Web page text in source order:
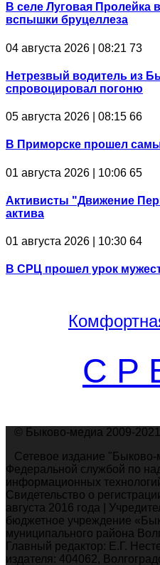
В селе Луговая Пролейка
вспышки бруцеллеза
04 августа 2026 | 08:21 73
Нетрезвый водитель из
спровоцировал погоню
05 августа 2026 | 08:15 66
В Приморске прошел
01 августа 2026 | 10:06 65
Активисты "Движение
актива
01 августа 2026 | 10:30 64
В СРЦ прошел урок
С Р
© Быково-медиа 2009-2021
Сетевое издание "Быково-
Федеральной службой по
информационных
Свидетельство о
августа 2016 года |
бюджетное учреждение
муниципального района
Главный редактор: Е.Г.
издателя: 404062,